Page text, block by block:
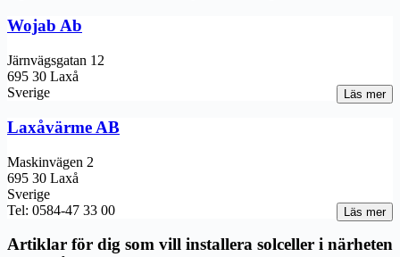
Wojab Ab
Järnvägsgatan 12
695 30 Laxå
Sverige
Läs mer
Laxåvärme AB
Maskinvägen 2
695 30 Laxå
Sverige
Tel: 0584-47 33 00
Läs mer
Artiklar för dig som vill installera solceller i närheten